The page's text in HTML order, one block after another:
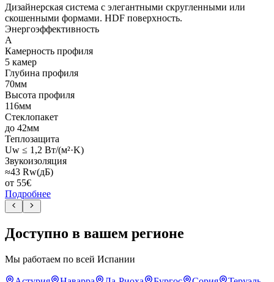
Дизайнерская система с элегантными скругленными или
скошенными формами. HDF поверхность.
Энергоэффективность
A
Камерность профиля
5 камер
Глубина профиля
70мм
Высота профиля
116мм
Стеклопакет
до 42мм
Теплозащита
Uw ≤ 1,2 Вт/(м²·K)
Звукоизоляция
≈43 Rw(дБ)
от 55€
Подробнее
Доступно в вашем регионе
Мы работаем по всей Испании